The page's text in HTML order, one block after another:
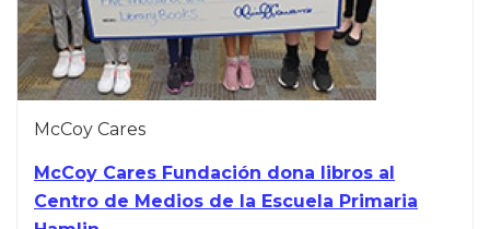
McCoy Cares
McCoy Cares Fundación dona libros al
Centro de Medios de la Escuela Primaria